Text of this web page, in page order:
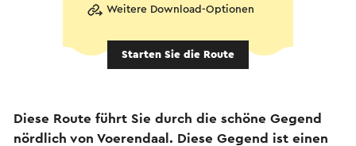
Weitere Download-Optionen
Starten Sie die Route
Diese Route führt Sie durch die schöne Gegend
nördlich von Voerendaal. Diese Gegend ist einen